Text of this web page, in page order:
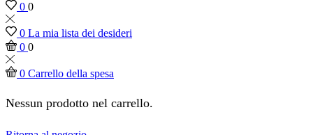
0 0
0 La mia lista dei desideri
0 0
0 Carrello della spesa
Nessun prodotto nel carrello.